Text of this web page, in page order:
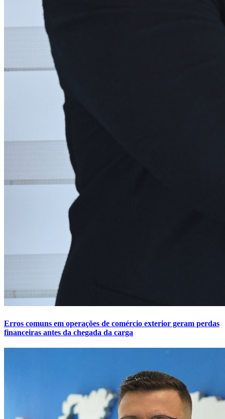
Erros comuns em operações de comércio exterior geram perdas
financeiras antes da chegada da carga